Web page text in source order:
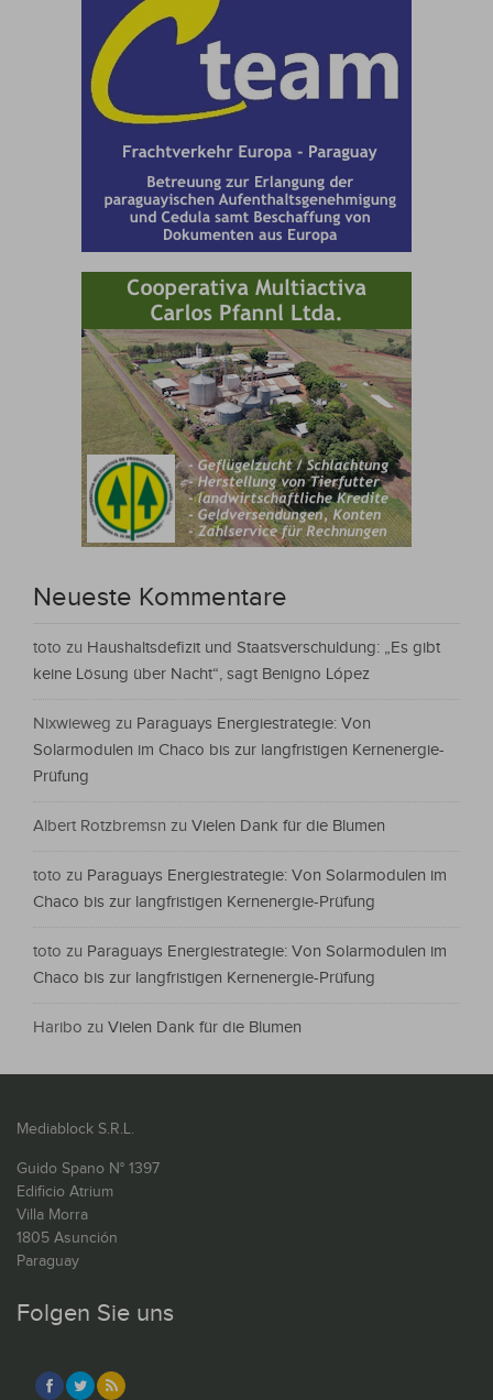
Neueste Kommentare
toto zu Haushaltsdefizit und Staatsverschuldung: „Es gibt
keine Lösung über Nacht“, sagt Benigno López
Nixwieweg zu Paraguays Energiestrategie: Von
Solarmodulen im Chaco bis zur langfristigen Kernenergie-
Prüfung
Albert Rotzbremsn zu Vielen Dank für die Blumen
toto zu Paraguays Energiestrategie: Von Solarmodulen im
Chaco bis zur langfristigen Kernenergie-Prüfung
toto zu Paraguays Energiestrategie: Von Solarmodulen im
Chaco bis zur langfristigen Kernenergie-Prüfung
Haribo zu Vielen Dank für die Blumen
Mediablock S.R.L.
Guido Spano N° 1397
Edificio Atrium
Villa Morra
1805 Asunción
Paraguay
Folgen Sie uns